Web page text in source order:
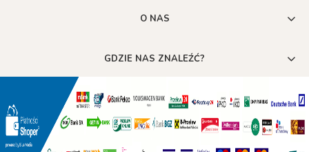
O NAS
GDZIE NAS ZNALEŹĆ?